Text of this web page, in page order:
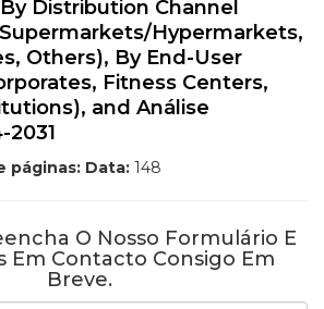
Distribution Channel
Hypermarkets,
Others), By End-User
Fitness Centers,
and Análise
2031
páginas: Data: 148
O Nosso Formulário E
Em Contacto Consigo Em
Breve.